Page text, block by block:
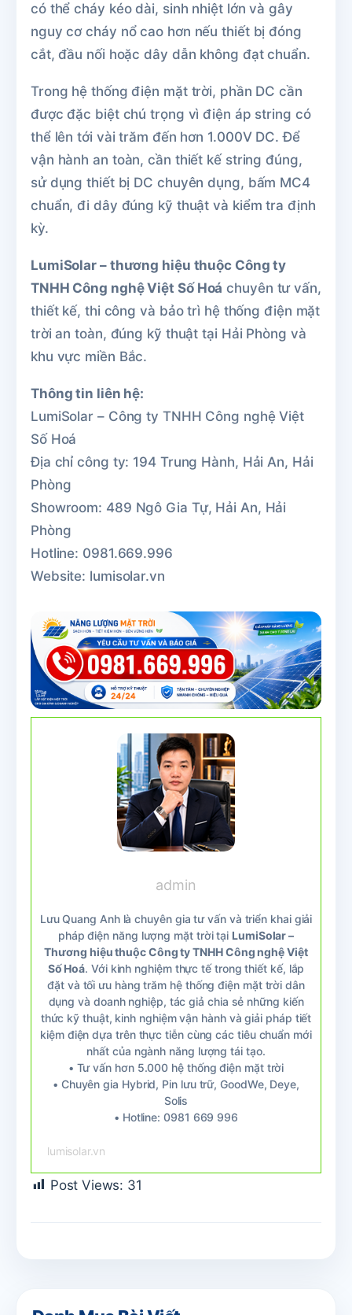
có thể cháy kéo dài, sinh nhiệt lớn và gây
nguy cơ cháy nổ cao hơn nếu thiết bị đóng
cắt, đầu nối hoặc dây dẫn không đạt chuẩn.
Trong hệ thống điện mặt trời, phần DC cần
được đặc biệt chú trọng vì điện áp string có
thể lên tới vài trăm đến hơn 1.000V DC. Để
vận hành an toàn, cần thiết kế string đúng,
sử dụng thiết bị DC chuyên dụng, bấm MC4
chuẩn, đi dây đúng kỹ thuật và kiểm tra định
kỳ.
LumiSolar – thương hiệu thuộc Công ty
TNHH Công nghệ Việt Số Hoá chuyên tư vấn,
thiết kế, thi công và bảo trì hệ thống điện mặt
trời an toàn, đúng kỹ thuật tại Hải Phòng và
khu vực miền Bắc.
Thông tin liên hệ:
LumiSolar – Công ty TNHH Công nghệ Việt
Số Hoá
Địa chỉ công ty: 194 Trung Hành, Hải An, Hải
Phòng
Showroom: 489 Ngô Gia Tự, Hải An, Hải
Phòng
Hotline: 0981.669.996
Website: lumisolar.vn
admin
Lưu Quang Anh là chuyên gia tư vấn và triển khai giải
pháp điện năng lượng mặt trời tại LumiSolar –
Thương hiệu thuộc Công ty TNHH Công nghệ Việt
Số Hoá. Với kinh nghiệm thực tế trong thiết kế, lắp
đặt và tối ưu hàng trăm hệ thống điện mặt trời dân
dụng và doanh nghiệp, tác giả chia sẻ những kiến
thức kỹ thuật, kinh nghiệm vận hành và giải pháp tiết
kiệm điện dựa trên thực tiễn cùng các tiêu chuẩn mới
nhất của ngành năng lượng tái tạo.
• Tư vấn hơn 5.000 hệ thống điện mặt trời
• Chuyên gia Hybrid, Pin lưu trữ, GoodWe, Deye,
Solis
• Hotline: 0981 669 996
lumisolar.vn
Post Views: 31